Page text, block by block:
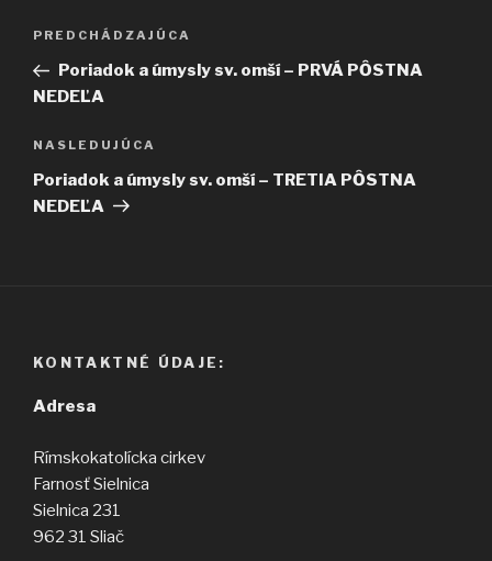
Navigácia
článku
Predchádzajúci
článok
PREDCHÁDZAJÚCA
Poriadok a úmysly sv. omší – PRVÁ PȎSTNA
NEDEĽA
Ďalší
článok
NASLEDUJÚCA
Poriadok a úmysly sv. omší – TRETIA PȎSTNA
NEDEĽA
KONTAKTNÉ ÚDAJE:
Adresa
Rímskokatolícka cirkev
Farnosť Sielnica
Sielnica 231
962 31 Sliač